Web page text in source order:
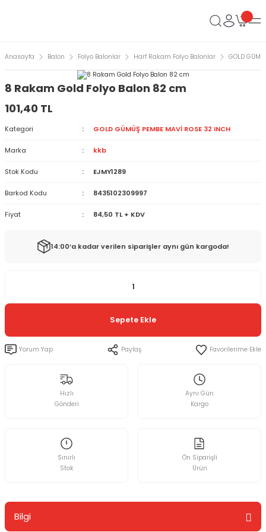
Anasayfa Balon Folyo Balonlar Harf Rakam Folyo Balonlar GOLD
8 Rakam Gold Folyo Balon 82 cm
101,40 TL
Kategori GOLD GÜMÜŞ PEMBE MAVİ ROSE 32 INCH
Marka kkb
Stok Kodu EJMY1289
Barkod Kodu 8435102309997
Fiyat 84,50 TL + KDV
14:00’a kadar verilen siparişler aynı gün kargoda!
Sepete Ekle
Yorum Yap Paylaş
Hızlı
Gönderi
Aynı Gün
Kargo
Sınırlı
Stok
Ön Siparişli
Ürün
Bilgi